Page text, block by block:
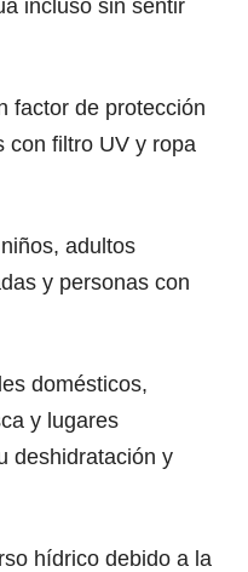
incluso sin sentir
factor de protección
con filtro UV y ropa
adultos
y personas con
domésticos,
y lugares
deshidratación y
hídrico debido a la